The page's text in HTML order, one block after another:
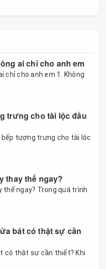
ai chỉ cho anh em
chỉ cho anh em 1. Không
trưng cho tài lộc đầu
tượng trưng cho tài lộc
thay thế ngay?
thế ngay? Trong quá trình
bát có thật sự cần
có thật sự cần thiết? Khi